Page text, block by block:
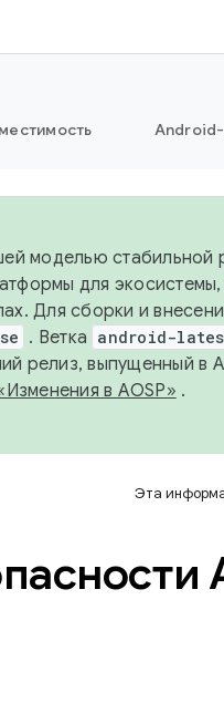
моделью стабильной
для
Для сборки и
. Ветка android-
релиз, выпущенный в
в AOSP» .
Эта